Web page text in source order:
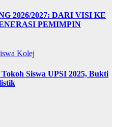
2026/2027: DARI VISI KE
PEMIMPIN
Kolej
Siswa UPSI 2025, Bukti